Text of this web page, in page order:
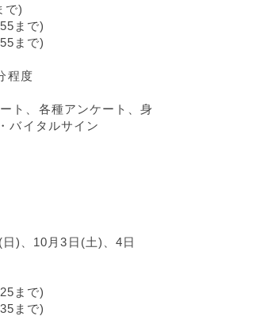
で)
まで)
まで)
程度
ト、各種アンケート、身
バイタルサイン
)、10月3日(土)、4日
まで)
まで)